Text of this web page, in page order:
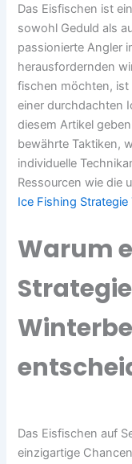
Das Eisfischen ist
sowohl Geduld als
passionierte Angler
herausfordernden
fischen möchten,
einer durchdachten
diesem Artikel
bewährte Taktiken,
individuelle
Ressourcen wie die
Ice Fishing Strategie
Warum
Das Eisfischen auf
einzigartige